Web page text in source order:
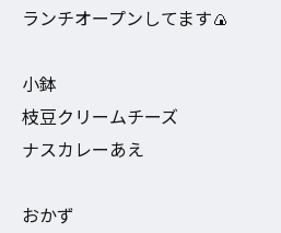
ランチオープンしてます🍙
小鉢
枝豆クリームチーズ
ナスカレーあえ
おかず